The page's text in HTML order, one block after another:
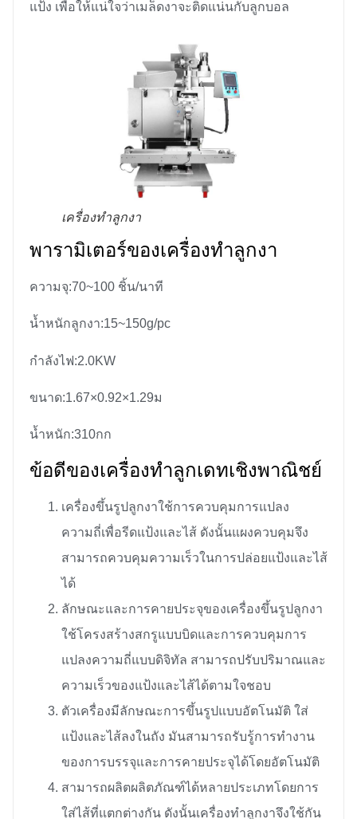
แป้ง เพื่อให้แน่ใจว่าเมล็ดงาจะติดแน่นกับลูกบอล
เครื่องทำลูกงา
พารามิเตอร์ของเครื่องทำลูกงา
ความจุ:70~100 ชิ้น/นาที
น้ำหนักลูกงา:15~150g/pc
กำลังไฟ:2.0KW
ขนาด:1.67×0.92×1.29ม
น้ำหนัก:310กก
ข้อดีของเครื่องทำลูกเดทเชิงพาณิชย์
เครื่องขึ้นรูปลูกงาใช้การควบคุมการแปลง
ความถี่เพื่อรีดแป้งและไส้ ดังนั้นแผงควบคุมจึง
สามารถควบคุมความเร็วในการปล่อยแป้งและไส้
ได้
ลักษณะและการคายประจุของเครื่องขึ้นรูปลูกงา
ใช้โครงสร้างสกรูแบบบิดและการควบคุมการ
แปลงความถี่แบบดิจิทัล สามารถปรับปริมาณและ
ความเร็วของแป้งและไส้ได้ตามใจชอบ
ตัวเครื่องมีลักษณะการขึ้นรูปแบบอัตโนมัติ ใส่
แป้งและไส้ลงในถัง มันสามารถรับรู้การทำงาน
ของการบรรจุและการคายประจุได้โดยอัตโนมัติ
สามารถผลิตผลิตภัณฑ์ได้หลายประเภทโดยการ
ใส่ไส้ที่แตกต่างกัน ดังนั้นเครื่องทำลูกงาจึงใช้กัน